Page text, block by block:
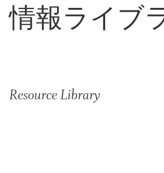
情報ライブ
Resource Library